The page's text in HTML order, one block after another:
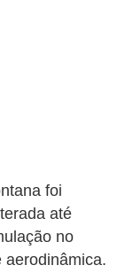
foi
até
no
aerodinâmica.